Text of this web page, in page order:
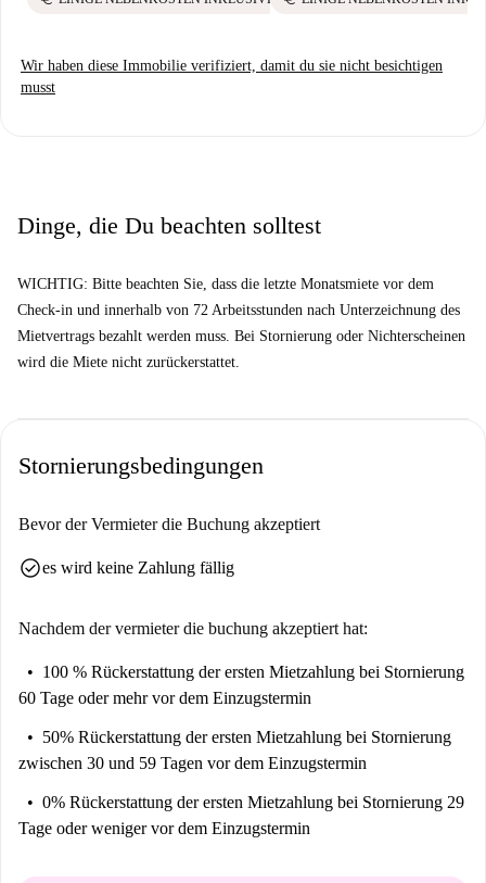
Wir haben diese Immobilie verifiziert, damit du sie nicht besichtigen
musst
Dinge, die Du beachten solltest
WICHTIG: Bitte beachten Sie, dass die letzte Monatsmiete vor dem
Check-in und innerhalb von 72 Arbeitsstunden nach Unterzeichnung des
Mietvertrags bezahlt werden muss. Bei Stornierung oder Nichterscheinen
wird die Miete nicht zurückerstattet.
Stornierungsbedingungen
Bevor der Vermieter die Buchung akzeptiert
check_circlees wird keine Zahlung fällig
Nachdem der vermieter die buchung akzeptiert hat:
100 % Rückerstattung der ersten Mietzahlung bei Stornierung
60 Tage oder mehr vor dem Einzugstermin
50% Rückerstattung der ersten Mietzahlung bei Stornierung
zwischen 30 und 59 Tagen vor dem Einzugstermin
0% Rückerstattung der ersten Mietzahlung bei Stornierung 29
Tage oder weniger vor dem Einzugstermin